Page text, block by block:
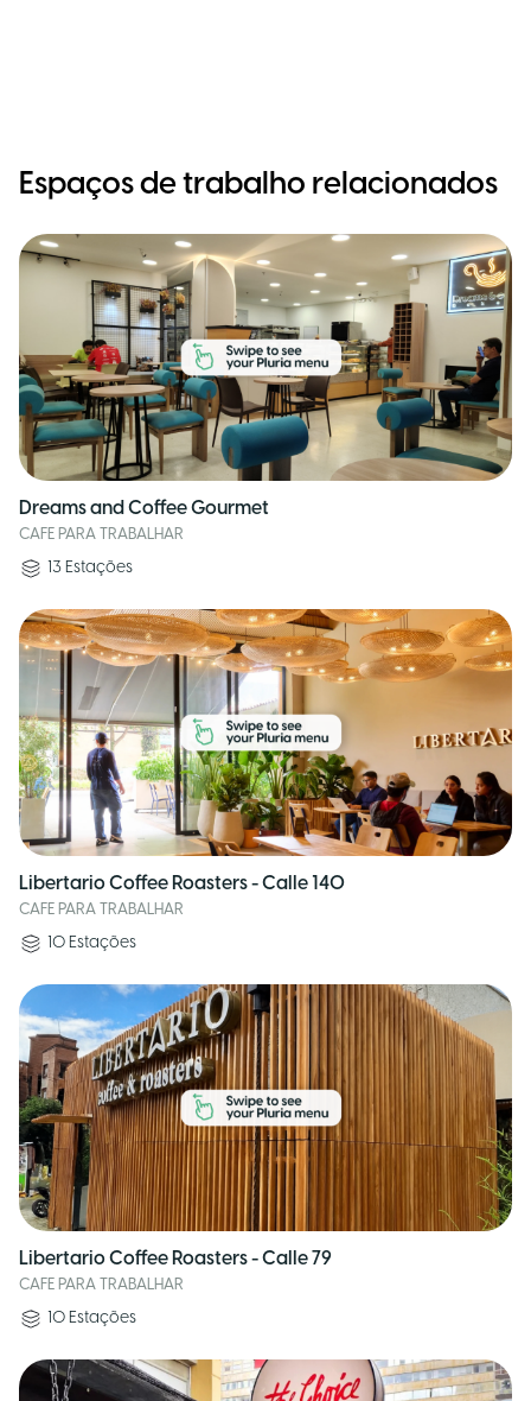
Espaços de trabalho relacionados
Dreams and Coffee Gourmet
CAFE PARA TRABALHAR
13 Estações
Libertario Coffee Roasters - Calle 140
CAFE PARA TRABALHAR
10 Estações
Libertario Coffee Roasters - Calle 79
CAFE PARA TRABALHAR
10 Estações